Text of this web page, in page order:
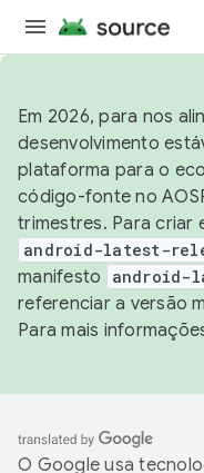
Em 2026, para nos
desenvolvimento
plataforma para o
código-fonte no
trimestres. Para criar
android-latest-
manifesto
android-
referenciar a versão
Para mais
O Google usa